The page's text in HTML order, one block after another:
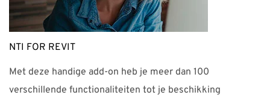
NTI FOR REVIT
Met deze handige add-on heb je meer dan 100
verschillende functionaliteiten tot je beschikking
waarmee je workflows automatiseert en datakwaliteit
optimaliseert. Zo bespaar je veel tijd met werken in Revit.